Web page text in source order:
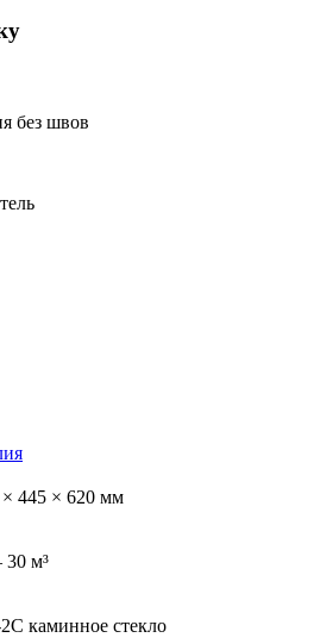
без швов
× 445 × 620 мм
30 м³
каминное стекло